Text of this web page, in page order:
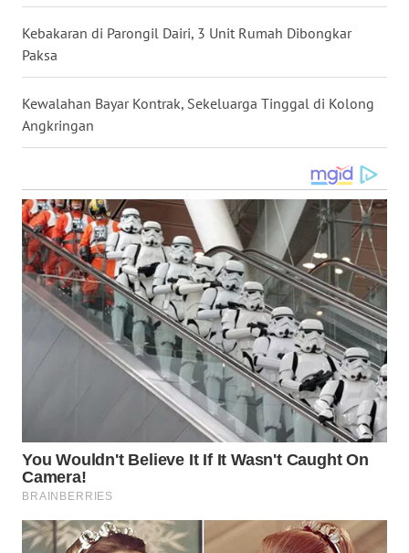
Kebakaran di Parongil Dairi, 3 Unit Rumah Dibongkar
Paksa
Kewalahan Bayar Kontrak, Sekeluarga Tinggal di Kolong
Angkringan
WN
WN
JATIM
WN
BALI
KALBAR
WN
KALTARA
WN